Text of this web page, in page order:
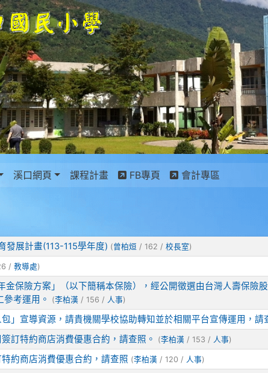
設定溪口網頁 課程計畫 FB專頁 會計專區
發展計畫(113-115學年度) (曾柏烜 / 162 / 校長室)
/ 教導處)
金保險方案」（以下簡稱本保險），經公開徵選由台灣人壽保險
考運用。
(李柏漢/ 156 / 人事)
」宣導資源，請貴機關學校協助轉知並於相關平台宣傳運用，請
訂特約商店消費優惠合約，請查照。 (李柏漢/ 153 / 人事)
約商店消費優惠合約，請查照 (李柏漢/ 120 / 人事)